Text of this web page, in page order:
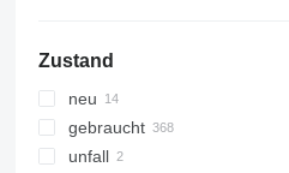
329
330
336
8030
8035
8050
Zustand
neu
gebraucht
unfall